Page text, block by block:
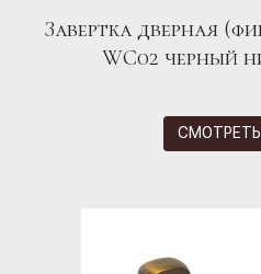
Завертка дверная
WC02 черный